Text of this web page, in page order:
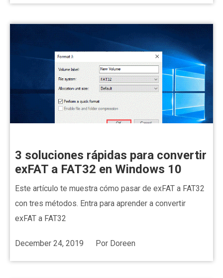
3 soluciones rápidas para convertir
exFAT a FAT32 en Windows 10
Este artículo te muestra cómo pasar de exFAT a FAT32
con tres métodos. Entra para aprender a convertir
exFAT a FAT32
December 24, 2019 Por Doreen